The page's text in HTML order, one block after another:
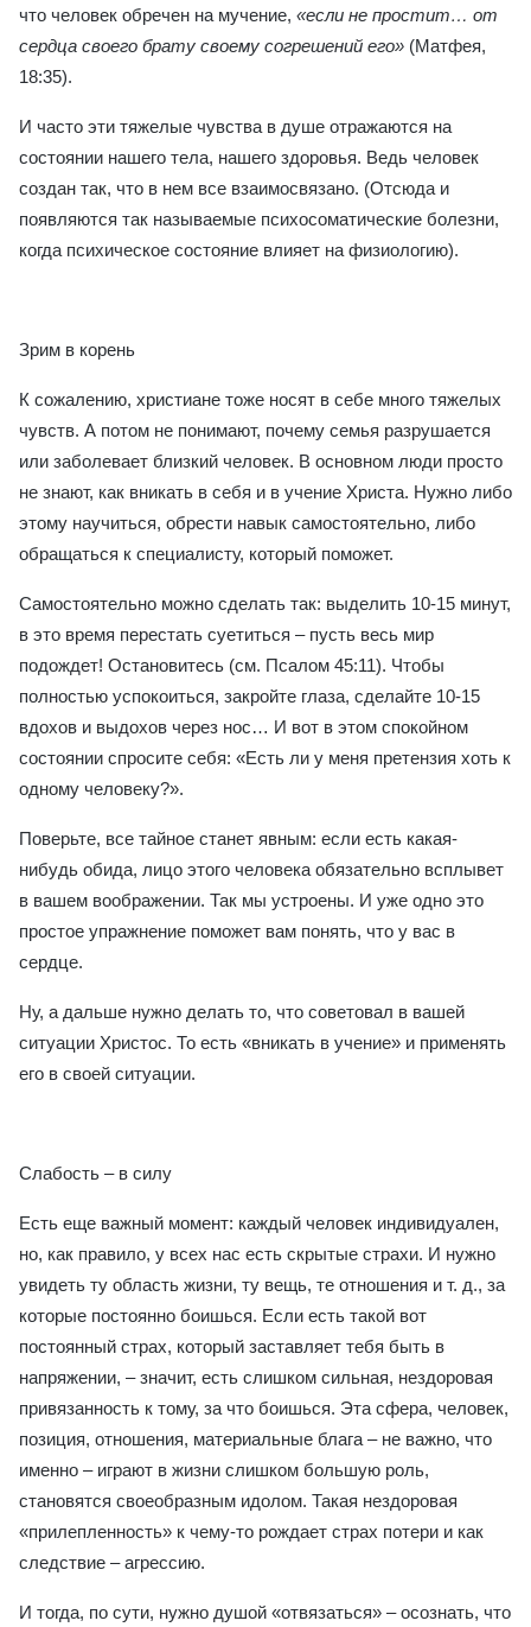
что человек обречен на мучение, «если не простит… от
сердца своего брату своему согрешений его» (Матфея,
18:35).
И часто эти тяжелые чувства в душе отражаются на
состоянии нашего тела, нашего здоровья. Ведь человек
создан так, что в нем все взаимосвязано. (Отсюда и
появляются так называемые психосоматические болезни,
когда психическое состояние влияет на физиологию).
Зрим в корень
К сожалению, христиане тоже носят в себе много тяжелых
чувств. А потом не понимают, почему семья разрушается
или заболевает близкий человек. В основном люди просто
не знают, как вникать в себя и в учение Христа. Нужно либо
этому научиться, обрести навык самостоятельно, либо
обращаться к специалисту, который поможет.
Самостоятельно можно сделать так: выделить 10-15 минут,
в это время перестать суетиться – пусть весь мир
подождет! Остановитесь (см. Псалом 45:11). Чтобы
полностью успокоиться, закройте глаза, сделайте 10-15
вдохов и выдохов через нос… И вот в этом спокойном
состоянии спросите себя: «Есть ли у меня претензия хоть к
одному человеку?».
Поверьте, все тайное станет явным: если есть какая-
нибудь обида, лицо этого человека обязательно всплывет
в вашем воображении. Так мы устроены. И уже одно это
простое упражнение поможет вам понять, что у вас в
сердце.
Ну, а дальше нужно делать то, что советовал в вашей
ситуации Христос. То есть «вникать в учение» и применять
его в своей ситуации.
Слабость – в силу
Есть еще важный момент: каждый человек индивидуален,
но, как правило, у всех нас есть скрытые страхи. И нужно
увидеть ту область жизни, ту вещь, те отношения и т. д., за
которые постоянно боишься. Если есть такой вот
постоянный страх, который заставляет тебя быть в
напряжении, – значит, есть слишком сильная, нездоровая
привязанность к тому, за что боишься. Эта сфера, человек,
позиция, отношения, материальные блага – не важно, что
именно – играют в жизни слишком большую роль,
становятся своеобразным идолом. Такая нездоровая
«прилепленность» к чему-то рождает страх потери и как
следствие – агрессию.
И тогда, по сути, нужно душой «отвязаться» – осознать, что